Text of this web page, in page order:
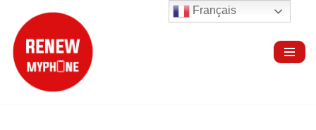
Aller
au
contenu
Français